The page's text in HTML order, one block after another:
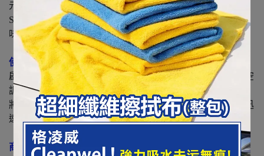
元凶。
SONAX空調森林浴可快速輕鬆消毒並去除空調系統的異
味。
使用方式：
啟動引擎，將空調風速調至最高，選擇車內循環模式並將空
調通風口全部打開。
將空調森林浴放置於後座置物處，然後按下噴霧按鈕後，迅
速離開車子並關上所有門窗。
商品規格：